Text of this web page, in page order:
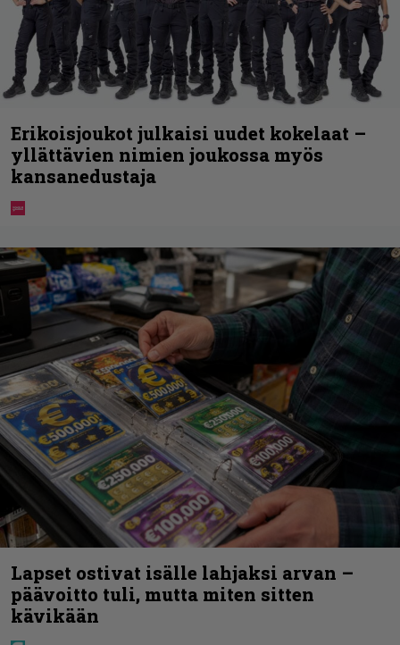
Erikoisjoukot julkaisi uudet kokelaat –
yllättävien nimien joukossa myös
kansanedustaja
Lapset ostivat isälle lahjaksi arvan –
päävoitto tuli, mutta miten sitten
kävikään